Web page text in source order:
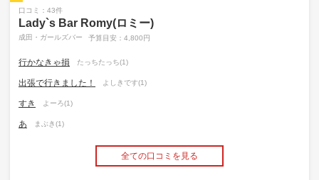
口コミ：43件
Lady`s Bar Romy(ロミー)
成田・ガールズバー 予算目安：4,800円
行かなきゃ損 たっちたっち(1)
出張で行きました！ よしきです(1)
すき よーろ(1)
あ まぶき(1)
全ての口コミを見る